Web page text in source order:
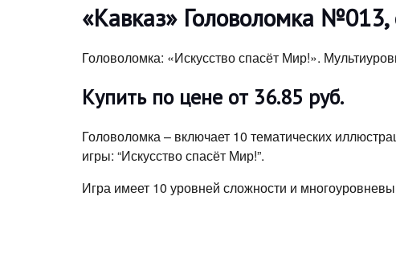
«Кавказ» Головоломка
Головоломка: «Искусство спасёт Мир!».
Купить по цене от 36.85 руб.
Головоломка – включает 10 тематических
игры: “Искусство спасёт Мир!”.
Игра имеет 10 уровней сложности и